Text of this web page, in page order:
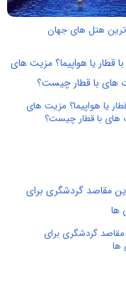
هتل های جهان
یا هواپیما؟ مزیت های
های با قطار چیست؟
مقاصد گردشگری برای
ها